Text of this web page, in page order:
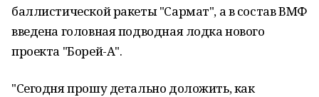
баллистической ракеты "Сармат", а в состав ВМФ
введена головная подводная лодка нового
проекта "Борей-А".
"Сегодня прошу детально доложить, как